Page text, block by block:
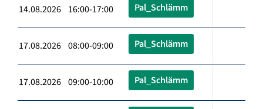
14.08.2026 16:00-17:00 Pal_Schlämm
17.08.2026 08:00-09:00 Pal_Schlämm
17.08.2026 09:00-10:00 Pal_Schlämm